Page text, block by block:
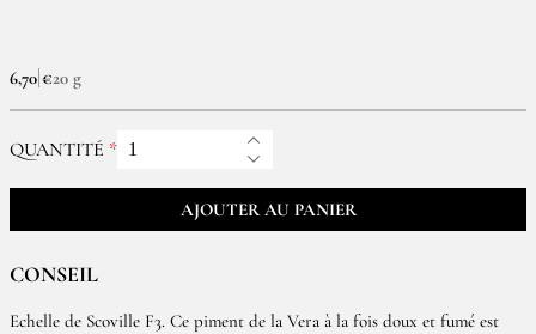
6,70 €20 g
QUANTITÉ
AJOUTER AU PANIER
CONSEIL
Echelle de Scoville F3. Ce piment de la Vera à la fois doux et fumé est